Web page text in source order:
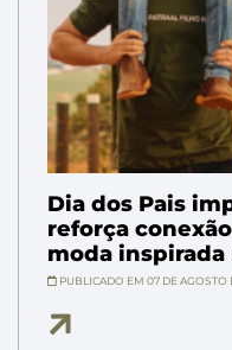
Dia dos Pais
reforça
moda inspirada
PUBLICADO EM 07 DE AGOSTO